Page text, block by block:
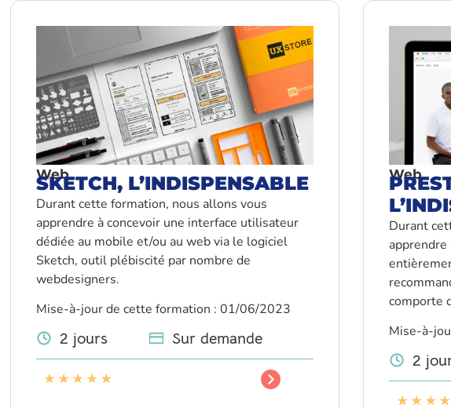
Web
SKETCH, L’INDISPENSABLE
Durant cette formation, nous allons vous
apprendre à concevoir une interface utilisateur
dédiée au mobile et/ou au web via le logiciel
Sketch, outil plébiscité par nombre de
webdesigners.
Mise-à-jour de cette formation : 01/06/2023
2 jours Sur demande
★ ★ ★ ★ ★
Web
Durant
comporte
Mise-à-
2
★ ★ ★ ★